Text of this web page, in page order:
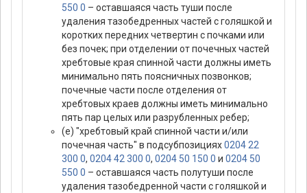
550 0 – оставшаяся часть туши после
удаления тазобедренных частей с голяшкой и
коротких передних четвертин с почками или
без почек; при отделении от почечных частей
хребтовые края спинной части должны иметь
минимально пять поясничных позвонков;
почечные части после отделения от
хребтовых краев должны иметь минимально
пять пар целых или разрубленных ребер;
(е) "хребтовый край спинной части и/или
почечная часть" в подсубпозициях0204 22
300 0, 0204 42 300 0, 0204 50 150 0 и 0204 50
550 0 – оставшаяся часть полутуши после
удаления тазобедренной части с голяшкой и